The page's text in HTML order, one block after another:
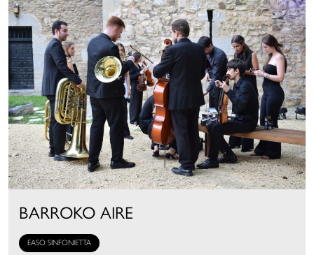
BARROKO AIRE
EASO SINFONIETTA